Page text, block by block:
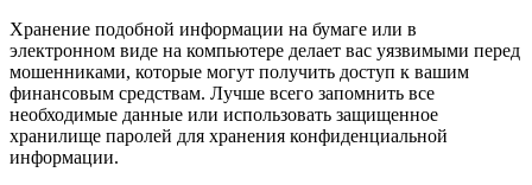
Хранение подобной информации на бумаге или в
электронном виде на компьютере делает вас уязвимыми перед
мошенниками, которые могут получить доступ к вашим
финансовым средствам. Лучше всего запомнить все
необходимые данные или использовать защищенное
хранилище паролей для хранения конфиденциальной
информации.